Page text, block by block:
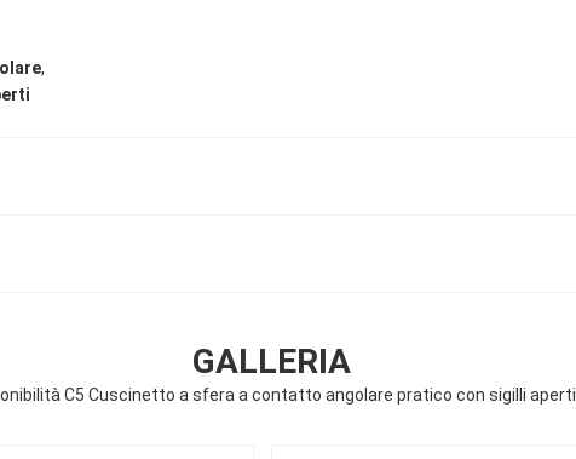
,
GALLERIA
C5 Cuscinetto a sfera a contatto angolare pratico con sigilli aperti